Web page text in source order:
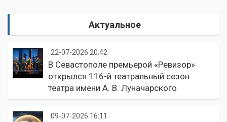
Актуальное
22-07-2026 20:42
В Севастополе премьерой «Ревизор»
открылся 116-й театральный сезон
театра имени А. В. Луначарского
09-07-2026 16:11